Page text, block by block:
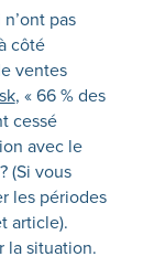
pas
côté
ventes
, « 66 % des
cessé
avec le
(Si vous
les périodes
article).
la situation.